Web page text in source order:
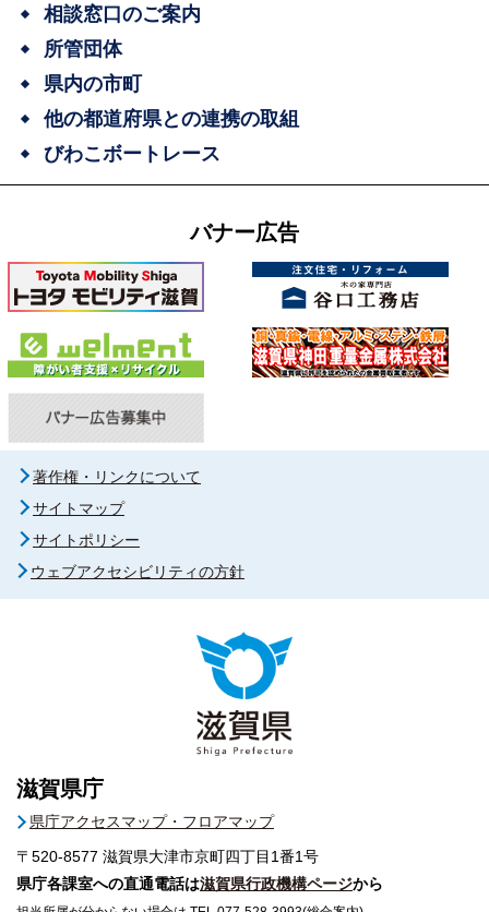
相談窓口のご案内
所管団体
県内の市町
他の都道府県との連携の取組
びわこボートレース
バナー広告
著作権・リンクについて
サイトマップ
サイトポリシー
ウェブアクセシビリティの方針
滋賀県庁
県庁アクセスマップ・フロアマップ
〒520-8577 滋賀県大津市京町四丁目1番1号
県庁各課室への直通電話は滋賀県行政機構ページから